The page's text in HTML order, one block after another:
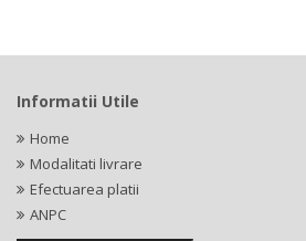
Informatii Utile
Home
Modalitati livrare
Efectuarea platii
ANPC